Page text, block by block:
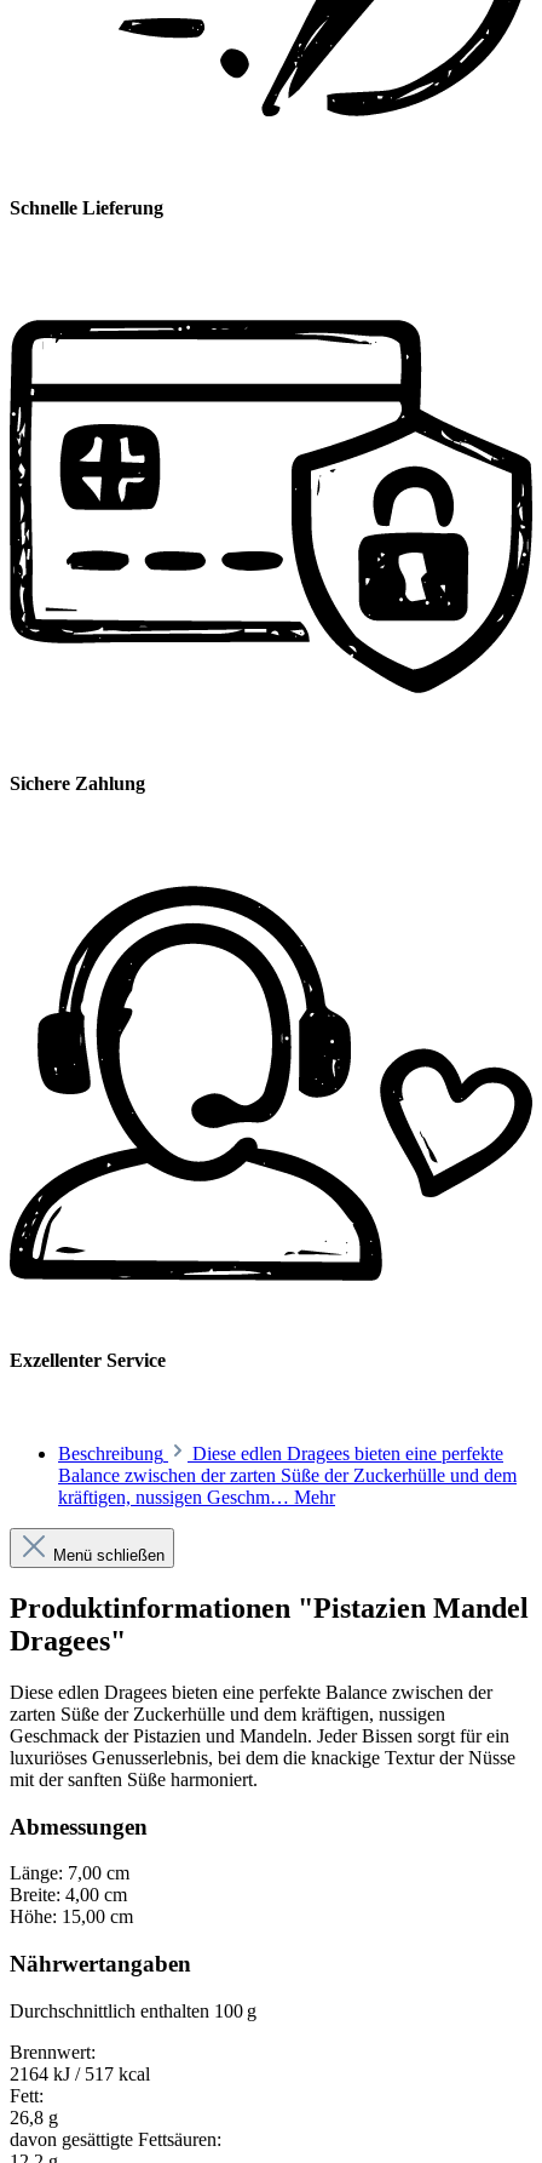
Schnelle Lieferung
Sichere Zahlung
Exzellenter Service
Beschreibung
Diese edlen Dragees bieten eine perfekte
Balance zwischen der zarten Süße der Zuckerhülle und dem
kräftigen, nussigen Geschm… Mehr
Menü schließen
Produktinformationen "Pistazien Mandel
Dragees"
Diese edlen Dragees bieten eine perfekte Balance zwischen der
zarten Süße der Zuckerhülle und dem kräftigen, nussigen
Geschmack der Pistazien und Mandeln. Jeder Bissen sorgt für ein
luxuriöses Genusserlebnis, bei dem die knackige Textur der Nüsse
mit der sanften Süße harmoniert.
Abmessungen
Länge: 7,00 cm
Breite: 4,00 cm
Höhe: 15,00 cm
Nährwertangaben
Durchschnittlich enthalten 100 g
Brennwert:
2164 kJ / 517 kcal
Fett:
26,8 g
davon gesättigte Fettsäuren: